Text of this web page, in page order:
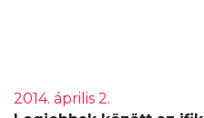
2014. április 2.